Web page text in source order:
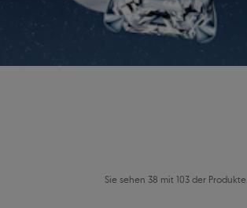
Sie sehen 38 mit 103 der Produkte.